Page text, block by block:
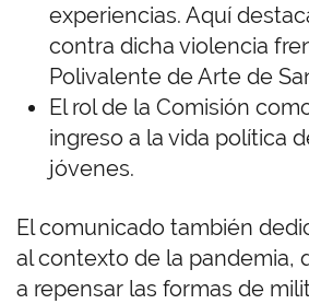
experiencias. Aquí
contra dicha violencia
Polivalente de Arte de
El rol de la Comisión
ingreso a la vida política
jóvenes.
El comunicado también
al contexto de la pandemia,
a repensar las formas de